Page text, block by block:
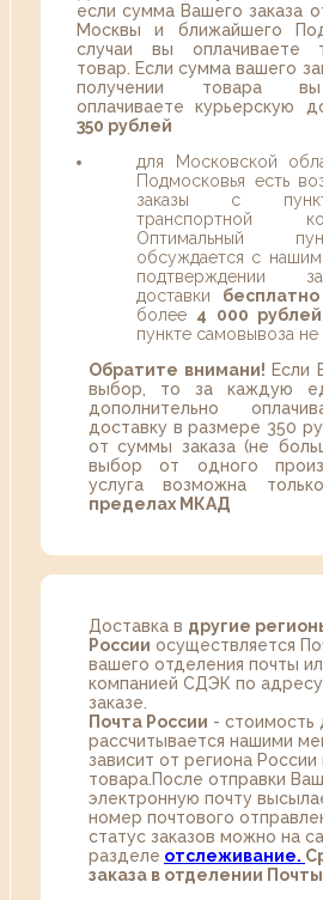
если сумма Вашего заказа
Москвы и ближайшего
случаи вы оплачиваете
товар. Если сумма вашего
получении товара вы
оплачиваете курьерскую
350 рублей
для Московской
Подмосковья есть
заказы с
транспортной
Оптимальный
обсуждается с
подтверждении
доставки бесплатно
более 4 000 рублей
пункте самовывоза не
Обратите внимани! Если
выбор, то за каждую
дополнительно
доставку в размере 350
от суммы заказа (не
выбор от одного
услуга возможна
пределах МКАД
Доставка в другие
России осуществляется
вашего отделения почты
компанией СДЭК по адресу
заказе.
Почта России - стоимость
рассчитывается нашими
зависит от региона России
товара.После отправки
электронную почту
номер почтового
статус заказов можно на
разделе oтслеживание.
заказа в отделении